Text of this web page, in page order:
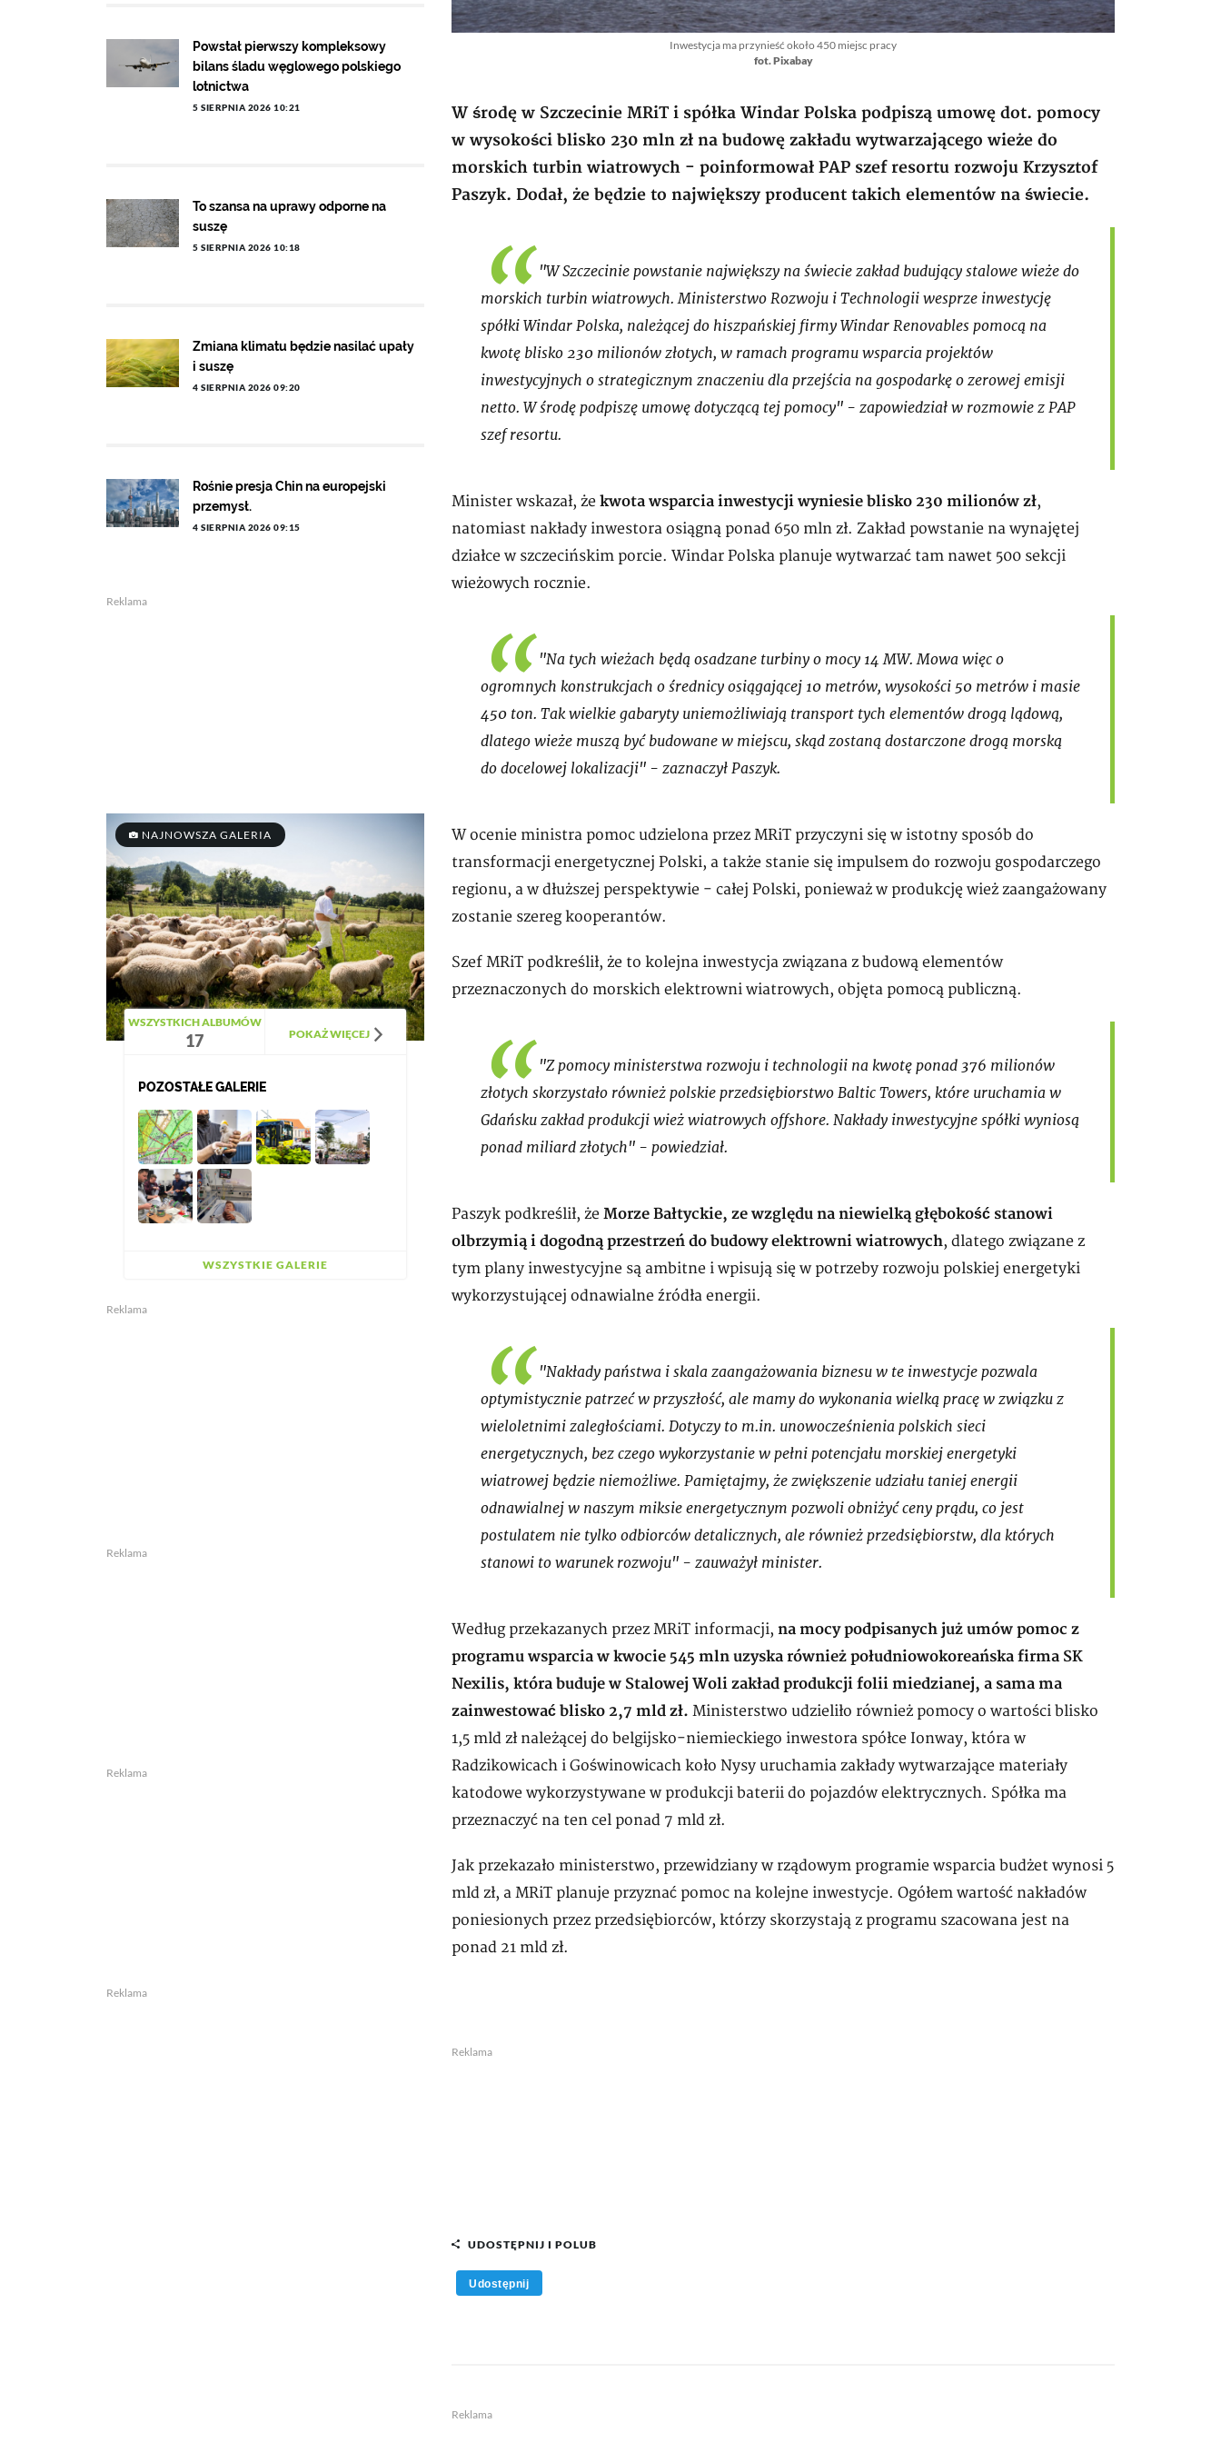
Inwestycja ma przynieść około 450 miejsc pracy
fot. Pixabay
W środę w Szczecinie MRiT i spółka Windar Polska podpiszą umowę dot. pomocy
w wysokości blisko 230 mln zł na budowę zakładu wytwarzającego wieże do
morskich turbin wiatrowych - poinformował PAP szef resortu rozwoju Krzysztof
Paszyk. Dodał, że będzie to największy producent takich elementów na świecie.
"W Szczecinie powstanie największy na świecie zakład budujący stalowe wieże do
morskich turbin wiatrowych. Ministerstwo Rozwoju i Technologii wesprze inwestycję
spółki Windar Polska, należącej do hiszpańskiej firmy Windar Renovables pomocą na
kwotę blisko 230 milionów złotych, w ramach programu wsparcia projektów
inwestycyjnych o strategicznym znaczeniu dla przejścia na gospodarkę o zerowej emisji
netto. W środę podpiszę umowę dotyczącą tej pomocy" - zapowiedział w rozmowie z PAP
szef resortu.
Minister wskazał, że kwota wsparcia inwestycji wyniesie blisko 230 milionów zł,
natomiast nakłady inwestora osiągną ponad 650 mln zł. Zakład powstanie na wynajętej
działce w szczecińskim porcie. Windar Polska planuje wytwarzać tam nawet 500 sekcji
wieżowych rocznie.
"Na tych wieżach będą osadzane turbiny o mocy 14 MW. Mowa więc o
ogromnych konstrukcjach o średnicy osiągającej 10 metrów, wysokości 50 metrów i masie
450 ton. Tak wielkie gabaryty uniemożliwiają transport tych elementów drogą lądową,
dlatego wieże muszą być budowane w miejscu, skąd zostaną dostarczone drogą morską
do docelowej lokalizacji" - zaznaczył Paszyk.
W ocenie ministra pomoc udzielona przez MRiT przyczyni się w istotny sposób do
transformacji energetycznej Polski, a także stanie się impulsem do rozwoju gospodarczego
regionu, a w dłuższej perspektywie - całej Polski, ponieważ w produkcję wież zaangażowany
zostanie szereg kooperantów.
Szef MRiT podkreślił, że to kolejna inwestycja związana z budową elementów
przeznaczonych do morskich elektrowni wiatrowych, objęta pomocą publiczną.
"Z pomocy ministerstwa rozwoju i technologii na kwotę ponad 376 milionów
złotych skorzystało również polskie przedsiębiorstwo Baltic Towers, które uruchamia w
Gdańsku zakład produkcji wież wiatrowych offshore. Nakłady inwestycyjne spółki wyniosą
ponad miliard złotych" - powiedział.
Paszyk podkreślił, że Morze Bałtyckie, ze względu na niewielką głębokość stanowi
olbrzymią i dogodną przestrzeń do budowy elektrowni wiatrowych, dlatego związane z
tym plany inwestycyjne są ambitne i wpisują się w potrzeby rozwoju polskiej energetyki
wykorzystującej odnawialne źródła energii.
"Nakłady państwa i skala zaangażowania biznesu w te inwestycje pozwala
optymistycznie patrzeć w przyszłość, ale mamy do wykonania wielką pracę w związku z
wieloletnimi zaległościami. Dotyczy to m.in. unowocześnienia polskich sieci
energetycznych, bez czego wykorzystanie w pełni potencjału morskiej energetyki
wiatrowej będzie niemożliwe. Pamiętajmy, że zwiększenie udziału taniej energii
odnawialnej w naszym miksie energetycznym pozwoli obniżyć ceny prądu, co jest
postulatem nie tylko odbiorców detalicznych, ale również przedsiębiorstw, dla których
stanowi to warunek rozwoju" - zauważył minister.
Według przekazanych przez MRiT informacji, na mocy podpisanych już umów pomoc z
programu wsparcia w kwocie 545 mln uzyska również południowokoreańska firma SK
Nexilis, która buduje w Stalowej Woli zakład produkcji folii miedzianej, a sama ma
zainwestować blisko 2,7 mld zł. Ministerstwo udzieliło również pomocy o wartości blisko
1,5 mld zł należącej do belgijsko-niemieckiego inwestora spółce Ionway, która w
Radzikowicach i Goświnowicach koło Nysy uruchamia zakłady wytwarzające materiały
katodowe wykorzystywane w produkcji baterii do pojazdów elektrycznych. Spółka ma
przeznaczyć na ten cel ponad 7 mld zł.
Jak przekazało ministerstwo, przewidziany w rządowym programie wsparcia budżet wynosi 5
mld zł, a MRiT planuje przyznać pomoc na kolejne inwestycje. Ogółem wartość nakładów
poniesionych przez przedsiębiorców, którzy skorzystają z programu szacowana jest na
ponad 21 mld zł.
Reklama
UDOSTĘPNIJ I POLUB
Udostępnij
Reklama
Powstał pierwszy kompleksowy
bilans śladu węglowego polskiego
lotnictwa
5 SIERPNIA 2026 10:21
To szansa na uprawy odporne na
suszę
5 SIERPNIA 2026 10:18
Zmiana klimatu będzie nasilać upały
i suszę
4 SIERPNIA 2026 09:20
Rośnie presja Chin na europejski
przemysł.
4 SIERPNIA 2026 09:15
Reklama
NAJNOWSZA GALERIA
WSZYSTKICH ALBUMÓW
17 POKAŻ WIĘCEJ
POZOSTAŁE GALERIE
WSZYSTKIE GALERIE
Reklama
Reklama
Reklama
Reklama